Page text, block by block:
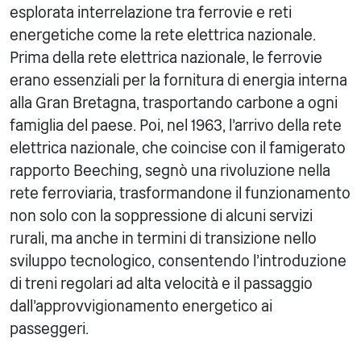
esplorata interrelazione tra ferrovie e reti
energetiche come la rete elettrica nazionale.
Prima della rete elettrica nazionale, le ferrovie
erano essenziali per la fornitura di energia interna
alla Gran Bretagna, trasportando carbone a ogni
famiglia del paese. Poi, nel 1963, l'arrivo della rete
elettrica nazionale, che coincise con il famigerato
rapporto Beeching, segnò una rivoluzione nella
rete ferroviaria, trasformandone il funzionamento
non solo con la soppressione di alcuni servizi
rurali, ma anche in termini di transizione nello
sviluppo tecnologico, consentendo l'introduzione
di treni regolari ad alta velocità e il passaggio
dall'approvvigionamento energetico ai
passeggeri.